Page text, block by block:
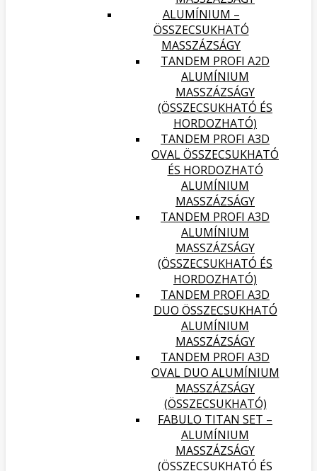
ALUMÍNIUM –
ÖSSZECSUKHATÓ
MASSZÁZSÁGY
TANDEM PROFI A2D
ALUMÍNIUM
MASSZÁZSÁGY
(ÖSSZECSUKHATÓ ÉS
HORDOZHATÓ)
TANDEM PROFI A3D
OVAL ÖSSZECSUKHATÓ
ÉS HORDOZHATÓ
ALUMÍNIUM
MASSZÁZSÁGY
TANDEM PROFI A3D
ALUMÍNIUM
MASSZÁZSÁGY
(ÖSSZECSUKHATÓ ÉS
HORDOZHATÓ)
TANDEM PROFI A3D
DUO ÖSSZECSUKHATÓ
ALUMÍNIUM
MASSZÁZSÁGY
TANDEM PROFI A3D
OVAL DUO ALUMÍNIUM
MASSZÁZSÁGY
(ÖSSZECSUKHATÓ)
FABULO TITAN SET –
ALUMÍNIUM
MASSZÁZSÁGY
(ÖSSZECSUKHATÓ ÉS